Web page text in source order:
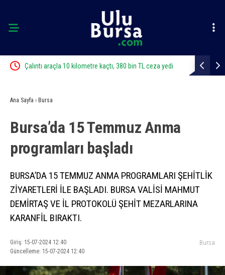
Çalıntı araçla 10 kilometre kaçtı, 380 bin TL ceza yedi Bursa’da
Ana Sayfa › Bursa
Bursa’da 15 Temmuz Anma
programları başladı
BURSA’DA 15 TEMMUZ ANMA PROGRAMLARI ŞEHİTLİK
ZİYARETLERİ İLE BAŞLADI. BURSA VALİSİ MAHMUT
DEMİRTAŞ VE İL PROTOKOLÜ ŞEHİT MEZARLARINA
KARANFİL BIRAKTI.
Giriş: 15-07-2024 12:40
Güncelleme: 15-07-2024 12:40
Bursa